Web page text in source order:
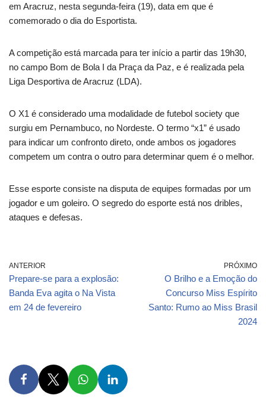
em Aracruz, nesta segunda-feira (19), data em que é
comemorado o dia do Esportista.
A competição está marcada para ter início a partir das 19h30,
no campo Bom de Bola I da Praça da Paz, e é realizada pela
Liga Desportiva de Aracruz (LDA).
O X1 é considerado uma modalidade de futebol society que
surgiu em Pernambuco, no Nordeste. O termo “x1” é usado
para indicar um confronto direto, onde ambos os jogadores
competem um contra o outro para determinar quem é o melhor.
Esse esporte consiste na disputa de equipes formadas por um
jogador e um goleiro. O segredo do esporte está nos dribles,
ataques e defesas.
ANTERIOR
Prepare-se para a explosão:
Banda Eva agita o Na Vista
em 24 de fevereiro
PRÓXIMO
O Brilho e a Emoção do
Concurso Miss Espírito
Santo: Rumo ao Miss Brasil
2024